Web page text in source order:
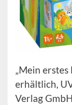
„Mein
erhältlich,
Verlag GmbH